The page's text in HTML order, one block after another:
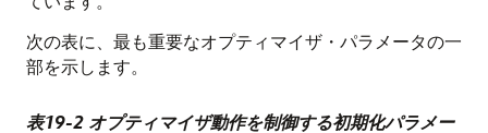
次の表に、最も重要なオプティマイザ・パラメータの一
部を示します。
表19-2 オプティマイザ動作を制御する初期化パラメー